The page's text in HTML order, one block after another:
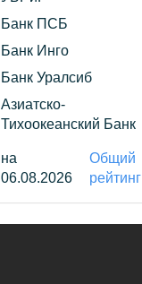
Банк ПСБ
Банк Инго
Банк Уралсиб
Азиатско-
Тихоокеанский Банк
на
06.08.2026
Общий
рейтинг